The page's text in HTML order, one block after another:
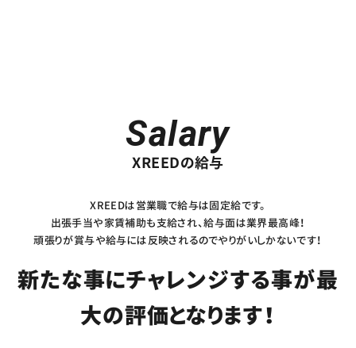
Salary
XREEDの給与
XREEDは営業職で給与は固定給です。
出張手当や家賃補助も支給され、給与面は業界最高峰！
頑張りが賞与や給与には反映されるのでやりがいしかないです！
新たな事にチャレンジする事が最
大の評価となります！